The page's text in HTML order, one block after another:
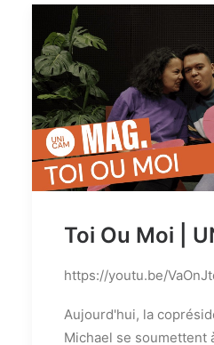
Toi Ou Moi |
https://youtu.be/
Aujourd'hui, la
Michael se soumettent